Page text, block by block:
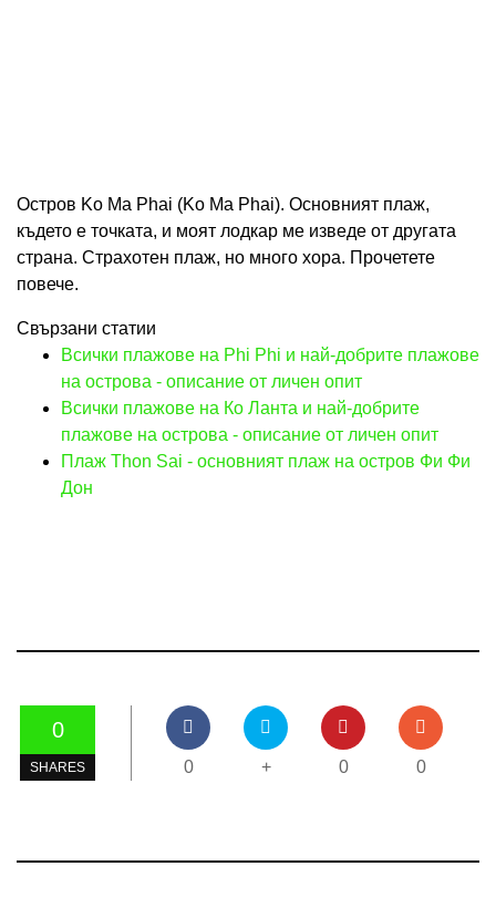
Остров Ko Ma Phai (Ko Ma Phai). Основният плаж,
където е точката, и моят лодкар ме изведе от другата
страна. Страхотен плаж, но много хора. Прочетете
повече.
Свързани статии
Всички плажове на Phi Phi и най-добрите плажове
на острова - описание от личен опит
Всички плажове на Ко Ланта и най-добрите
плажове на острова - описание от личен опит
Плаж Thon Sai - основният плаж на остров Фи Фи
Дон
0
SHARES 0 + 0 0